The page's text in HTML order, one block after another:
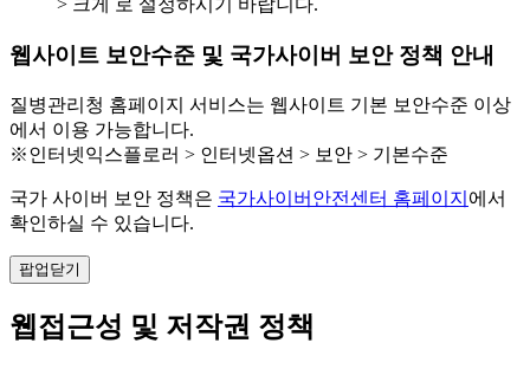
> 크게 로 설정하시기 바랍니다.
웹사이트 보안수준 및 국가사이버 보안 정책 안내
질병관리청 홈페이지 서비스는 웹사이트 기본 보안수준 이상
에서 이용 가능합니다.
※인터넷익스플로러 > 인터넷옵션 > 보안 > 기본수준
국가 사이버 보안 정책은 국가사이버안전센터 홈페이지 에서
확인하실 수 있습니다.
팝업닫기
웹접근성 및 저작권 정책